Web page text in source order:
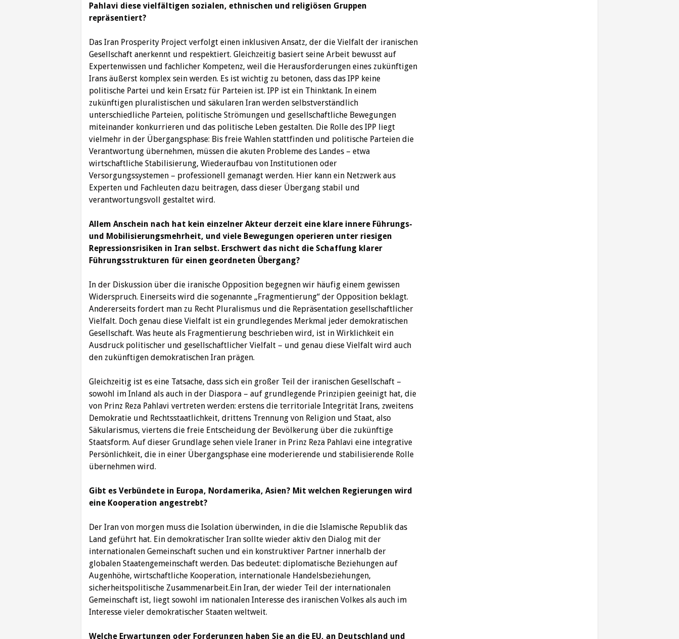
Pahlavi diese vielfältigen sozialen, ethnischen und religiösen Gruppen
repräsentiert?
Das Iran Prosperity Project verfolgt einen inklusiven Ansatz, der die Vielfalt der iranischen
Gesellschaft anerkennt und respektiert. Gleichzeitig basiert seine Arbeit bewusst auf
Expertenwissen und fachlicher Kompetenz, weil die Herausforderungen eines zukünftigen
Irans äußerst komplex sein werden. Es ist wichtig zu betonen, dass das IPP keine
politische Partei und kein Ersatz für Parteien ist. IPP ist ein Thinktank. In einem
zukünftigen pluralistischen und säkularen Iran werden selbstverständlich
unterschiedliche Parteien, politische Strömungen und gesellschaftliche Bewegungen
miteinander konkurrieren und das politische Leben gestalten. Die Rolle des IPP liegt
vielmehr in der Übergangsphase: Bis freie Wahlen stattfinden und politische Parteien die
Verantwortung übernehmen, müssen die akuten Probleme des Landes – etwa
wirtschaftliche Stabilisierung, Wiederaufbau von Institutionen oder
Versorgungssystemen – professionell gemanagt werden. Hier kann ein Netzwerk aus
Experten und Fachleuten dazu beitragen, dass dieser Übergang stabil und
verantwortungsvoll gestaltet wird.
Allem Anschein nach hat kein einzelner Akteur derzeit eine klare innere Führungs-
und Mobilisierungsmehrheit, und viele Bewegungen operieren unter riesigen
Repressionsrisiken in Iran selbst. Erschwert das nicht die Schaffung klarer
Führungsstrukturen für einen geordneten Übergang?
In der Diskussion über die iranische Opposition begegnen wir häufig einem gewissen
Widerspruch. Einerseits wird die sogenannte „Fragmentierung“ der Opposition beklagt.
Andererseits fordert man zu Recht Pluralismus und die Repräsentation gesellschaftlicher
Vielfalt. Doch genau diese Vielfalt ist ein grundlegendes Merkmal jeder demokratischen
Gesellschaft. Was heute als Fragmentierung beschrieben wird, ist in Wirklichkeit ein
Ausdruck politischer und gesellschaftlicher Vielfalt – und genau diese Vielfalt wird auch
den zukünftigen demokratischen Iran prägen.
Gleichzeitig ist es eine Tatsache, dass sich ein großer Teil der iranischen Gesellschaft –
sowohl im Inland als auch in der Diaspora – auf grundlegende Prinzipien geeinigt hat, die
von Prinz Reza Pahlavi vertreten werden: erstens die territoriale Integrität Irans, zweitens
Demokratie und Rechtsstaatlichkeit, drittens Trennung von Religion und Staat, also
Säkularismus, viertens die freie Entscheidung der Bevölkerung über die zukünftige
Staatsform. Auf dieser Grundlage sehen viele Iraner in Prinz Reza Pahlavi eine integrative
Persönlichkeit, die in einer Übergangsphase eine moderierende und stabilisierende Rolle
übernehmen wird.
Gibt es Verbündete in Europa, Nordamerika, Asien? Mit welchen Regierungen wird
eine Kooperation angestrebt?
Der Iran von morgen muss die Isolation überwinden, in die die Islamische Republik das
Land geführt hat. Ein demokratischer Iran sollte wieder aktiv den Dialog mit der
internationalen Gemeinschaft suchen und ein konstruktiver Partner innerhalb der
globalen Staatengemeinschaft werden. Das bedeutet: diplomatische Beziehungen auf
Augenhöhe, wirtschaftliche Kooperation, internationale Handelsbeziehungen,
sicherheitspolitische Zusammenarbeit.Ein Iran, der wieder Teil der internationalen
Gemeinschaft ist, liegt sowohl im nationalen Interesse des iranischen Volkes als auch im
Interesse vieler demokratischer Staaten weltweit.
Welche Erwartungen oder Forderungen haben Sie an die EU, an Deutschland und